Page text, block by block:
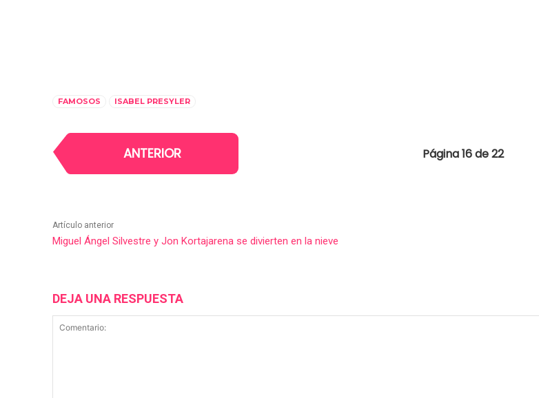
FAMOSOS ISABEL PRESYLER
ANTERIOR Página 16 de 22
Artículo anterior
Miguel Ángel Silvestre y Jon Kortajarena se divierten en la nieve
DEJA UNA RESPUESTA